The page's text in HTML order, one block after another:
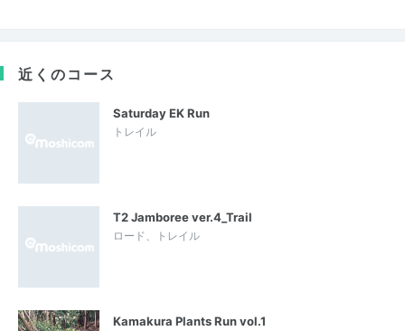
近くのコース
Saturday EK Run
トレイル
T2 Jamboree ver.4_Trail
ロード、トレイル
Kamakura Plants Run vol.1